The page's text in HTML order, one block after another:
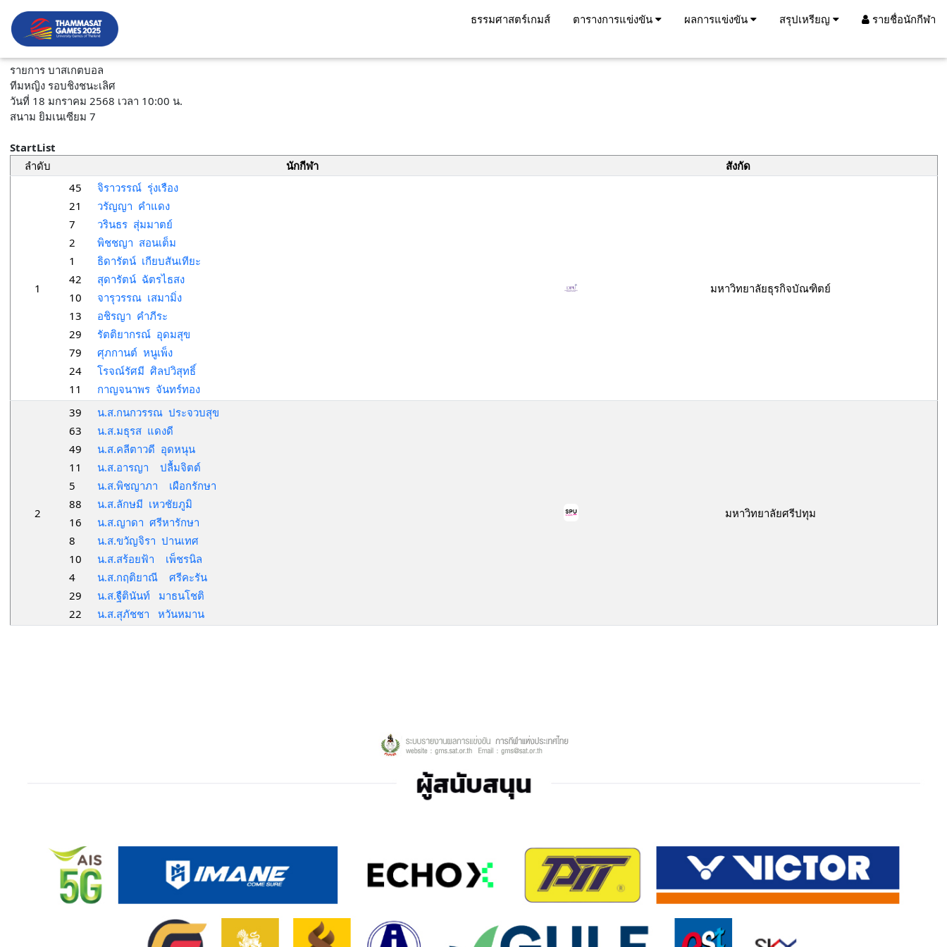
ธรรมศาสตร์เกมส์ ตารางการแข่งขัน ผลการแข่งขัน สรุปเหรียญ รายชื่อนักกีฬา
รายการ บาสเกตบอล
ทีมหญิง รอบชิงชนะเลิศ
วันที่ 18 มกราคม 2568 เวลา 10:00 น.
สนาม ยิมเนเซียม 7
StartList
ลำดับ
นักกีฬา สังกัด
1
45
จิราวรรณ์ รุ่งเรือง
21
วรัญญา คำแดง
7
วรินธร สุ่มมาตย์
2
พิชชญา สอนเต็ม
1
ธิดารัตน์ เกียบสันเทียะ
42
สุดารัตน์ ฉัตรไธสง
10
จารุวรรณ เสมามิ่ง
13
อชิรญา คำภีระ
29
รัตติยากรณ์ อุดมสุข
79
ศุภกานต์ หนูเพ็ง
24
โรจณ์รัศมี ศิลปวิสุทธิ์
11
กาญจนาพร จันทร์ทอง
มหาวิทยาลัยธุรกิจบัณฑิตย์
2
39
น.ส.กนกวรรณ ประจวบสุข
63
น.ส.มธุรส แดงดี
49
น.ส.คลีตาวดี อุดหนุน
11
น.ส.อารญา ปลื้มจิตต์
5
น.ส.พิชญาภา เผือกรักษา
88
น.ส.ลักษมี เหวชัยภูมิ
16
น.ส.ญาดา ศรีหารักษา
8
น.ส.ขวัญจิรา ปานเทศ
10
น.ส.สร้อยฟ้า เพ็ชรนิล
4
น.ส.กฤติยาณี ศรีคะรัน
29
น.ส.ฐืตินันท์ มาธนโชติ
22
น.ส.สุภัชชา หวันหมาน
มหาวิทยาลัยศรีปทุม